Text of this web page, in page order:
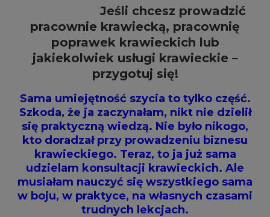
Jeśli chcesz prowadzić
pracownie krawiecką, pracownię
poprawek krawieckich lub
jakiekolwiek usługi krawieckie –
przygotuj się!
Sama umiejętność szycia to tylko część.
Szkoda, że ja zaczynałam, nikt nie dzielił
się praktyczną wiedzą. Nie było nikogo,
kto doradzał przy prowadzeniu biznesu
krawieckiego. Teraz, to ja już sama
udzielam konsultacji krawieckich. Ale
musiałam nauczyć się wszystkiego sama
w boju, w praktyce, na własnych czasami
trudnych lekcjach.